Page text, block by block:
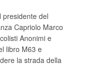
presidente del
Capriolo Marco
Anonimi e
libro M63 e
la strada della